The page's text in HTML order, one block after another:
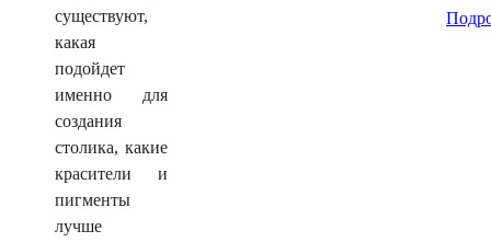
существуют,
какая
подойдет
именно для
создания
столика, какие
красители и
пигменты
лучше